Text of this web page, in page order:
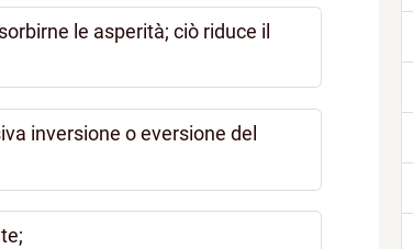
le asperità; ciò riduce il
inversione o eversione del